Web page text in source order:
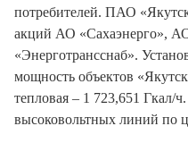
потребителей. ПАО
акций АО «Сахаэнерго»,
«Энерготрансснаб».
мощность объектов
тепловая – 1 723,651 Гкал/
высоковольтных линий по